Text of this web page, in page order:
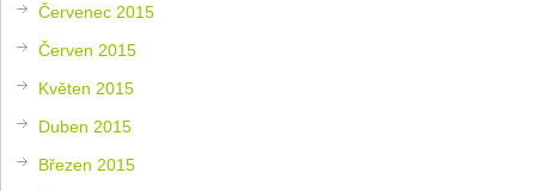
Červenec 2015
Červen 2015
Květen 2015
Duben 2015
Březen 2015